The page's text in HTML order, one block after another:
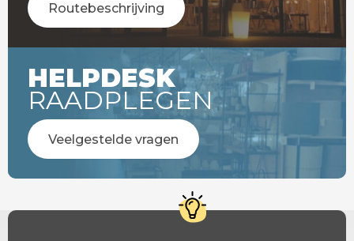
Routebeschrijving
HELPDESK
RAADPLEGEN
Veelgestelde vragen